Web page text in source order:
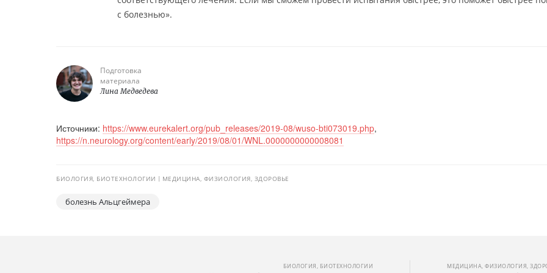
с болезнью».
Подготовка
материала
Лина Медведева
Источники: https://www.eurekalert.org/pub_releases/2019-08/wuso-bti073019.php,
https://n.neurology.org/content/early/2019/08/01/WNL.0000000000008081
БИОЛОГИЯ, БИОТЕХНОЛОГИИ МЕДИЦИНА, ФИЗИОЛОГИЯ, ЗДОРОВЬЕ
болезнь Альцгеймера
БИОЛОГИЯ, БИОТЕХНОЛОГИИ МЕДИЦИНА, ФИЗИОЛОГИЯ,